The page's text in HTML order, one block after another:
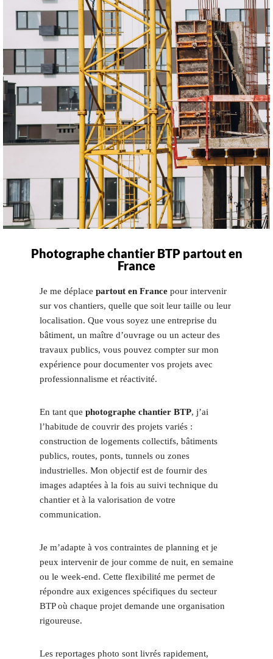
Photographe chantier BTP partout en
France
Je me déplace partout en France pour intervenir
sur vos chantiers, quelle que soit leur taille ou leur
localisation. Que vous soyez une entreprise du
bâtiment, un maître d’ouvrage ou un acteur des
travaux publics, vous pouvez compter sur mon
expérience pour documenter vos projets avec
professionnalisme et réactivité.
En tant que photographe chantier BTP, j’ai
l’habitude de couvrir des projets variés :
construction de logements collectifs, bâtiments
publics, routes, ponts, tunnels ou zones
industrielles. Mon objectif est de fournir des
images adaptées à la fois au suivi technique du
chantier et à la valorisation de votre
communication.
Je m’adapte à vos contraintes de planning et je
peux intervenir de jour comme de nuit, en semaine
ou le week-end. Cette flexibilité me permet de
répondre aux exigences spécifiques du secteur
BTP où chaque projet demande une organisation
rigoureuse.
Les reportages photo sont livrés rapidement,